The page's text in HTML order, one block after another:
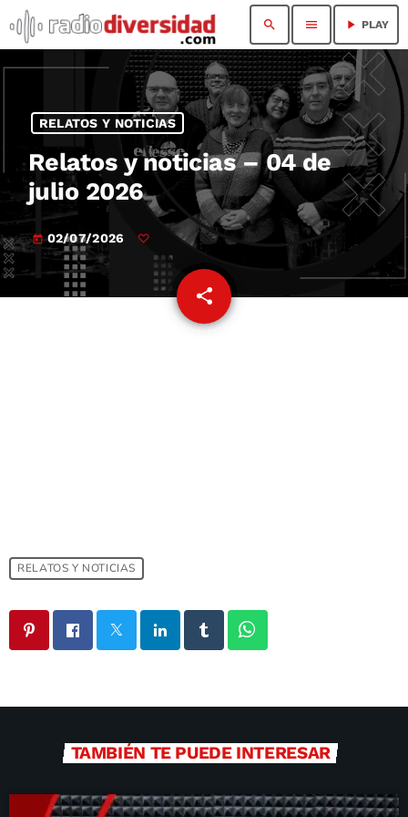
search menu play_arrow PLAY
RELATOS Y NOTICIAS
Relatos y noticias – 04 de
julio 2026
today 02/07/2026
share
email
RELATOS Y NOTICIAS
TAMBIÉN TE PUEDE INTERESAR